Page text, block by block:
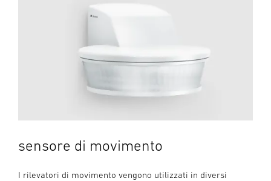
sensore di movimento
I rilevatori di movimento vengono utilizzati in diversi